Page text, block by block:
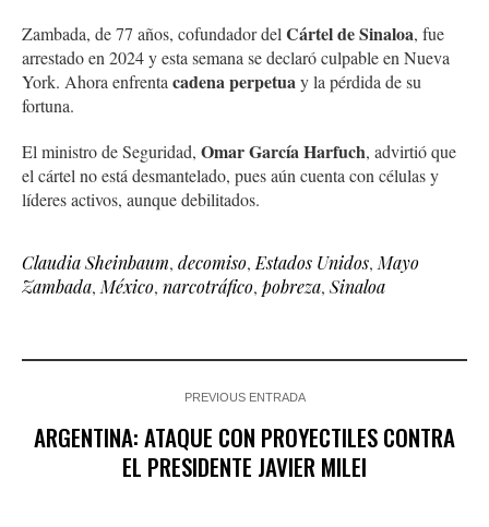
Zambada, de 77 años, cofundador del Cártel de Sinaloa, fue
arrestado en 2024 y esta semana se declaró culpable en Nueva
York. Ahora enfrenta cadena perpetuay la pérdida de su
fortuna.
El ministro de Seguridad, Omar García Harfuch, advirtió que
el cártel no está desmantelado, pues aún cuenta con células y
líderes activos, aunque debilitados.
Claudia Sheinbaum, decomiso, Estados Unidos, Mayo
Zambada, México, narcotráfico, pobreza, Sinaloa
PREVIOUS ENTRADA
ARGENTINA: ATAQUE CON PROYECTILES CONTRA
EL PRESIDENTE JAVIER MILEI